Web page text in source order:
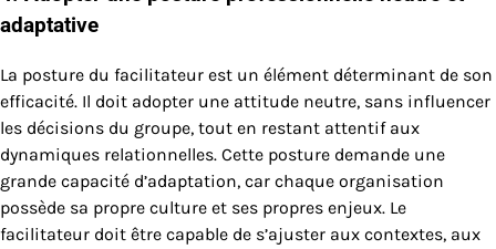
adaptative
La posture du facilitateur est un élément déterminant de son
efficacité. Il doit adopter une attitude neutre, sans influencer
les décisions du groupe, tout en restant attentif aux
dynamiques relationnelles. Cette posture demande une
grande capacité d’adaptation, car chaque organisation
possède sa propre culture et ses propres enjeux. Le
facilitateur doit être capable de s’ajuster aux contextes, aux